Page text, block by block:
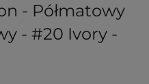
- Półmatowy
- #20 Ivory -